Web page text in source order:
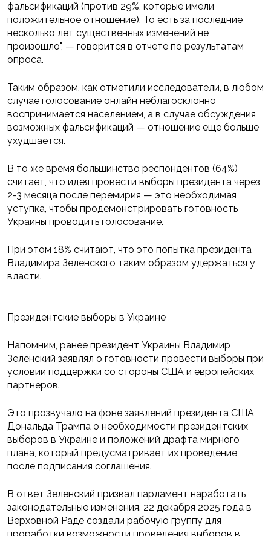
фальсификаций (против 29%, которые имели
положительное отношение). То есть за последние
несколько лет существенных изменений не
произошло", — говорится в отчете по результатам
опроса.
Таким образом, как отметили исследователи, в любом
случае голосование онлайн неблагосклонно
воспринимается населением, а в случае обсуждения
возможных фальсификаций — отношение еще больше
ухудшается.
В то же время большинство респондентов (64%)
считает, что идея провести выборы президента через
2-3 месяца после перемирия — это необходимая
уступка, чтобы продемонстрировать готовность
Украины проводить голосование.
При этом 18% считают, что это попытка президента
Владимира Зеленского таким образом удержаться у
власти.
Президентские выборы в Украине
Напомним, ранее президент Украины Владимир
Зеленский заявлял о готовности провести выборы при
условии поддержки со стороны США и европейских
партнеров.
Это прозвучало на фоне заявлений президента США
Дональда Трампа о необходимости президентских
выборов в Украине и положений драфта мирного
плана, который предусматривает их проведение
после подписания соглашения.
В ответ Зеленский призвал парламент наработать
законодательные изменения. 22 декабря 2025 года в
Верховной Раде создали рабочую группу для